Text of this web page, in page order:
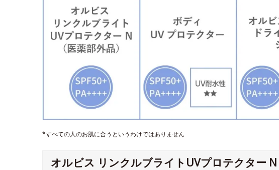
*すべての人のお肌に合うというわけではありません
オルビス リンクルブライトUVプロテクター N